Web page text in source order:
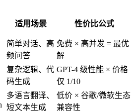
适用场景 性价比公式
简单对话、高
频问答
免费 × 高并发 = 最优
解
复杂逻辑、代
码生成
GPT-4 级性能 × 价格
仅 1/10
多语言翻译、
短文本生成
低价 × 谷歌/微软生态
兼容性